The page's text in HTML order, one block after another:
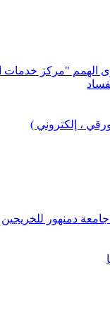
الهمم "مركز خدمات
، إلكتروني )
جامعة دمنهور للخريجين